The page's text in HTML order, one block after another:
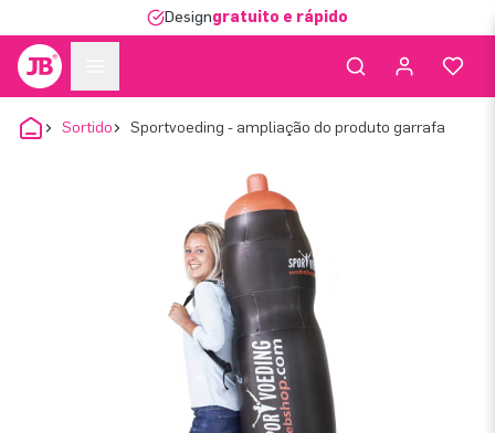
Designgratuito e rápido
Sortido Sportvoeding - ampliação do produto garrafa